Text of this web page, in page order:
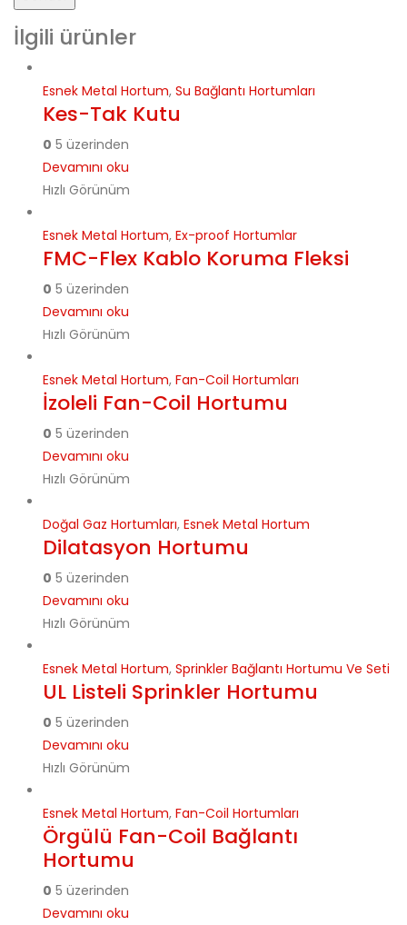
İlgili ürünler
Esnek Metal Hortum, Su Bağlantı Hortumları
Kes-Tak Kutu
0 5 üzerinden
Devamını oku
Hızlı Görünüm
Esnek Metal Hortum, Ex-proof Hortumlar
FMC-Flex Kablo Koruma Fleksi
0 5 üzerinden
Devamını oku
Hızlı Görünüm
Esnek Metal Hortum, Fan-Coil Hortumları
İzoleli Fan-Coil Hortumu
0 5 üzerinden
Devamını oku
Hızlı Görünüm
Doğal Gaz Hortumları, Esnek Metal Hortum
Dilatasyon Hortumu
0 5 üzerinden
Devamını oku
Hızlı Görünüm
Esnek Metal Hortum, Sprinkler Bağlantı Hortumu Ve Seti
UL Listeli Sprinkler Hortumu
0 5 üzerinden
Devamını oku
Hızlı Görünüm
Esnek Metal Hortum, Fan-Coil Hortumları
Örgülü Fan-Coil Bağlantı
Hortumu
0 5 üzerinden
Devamını oku